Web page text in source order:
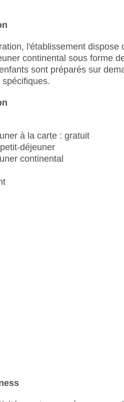
de chambres : 179
nationale : 3 étoiles
l'établissement
continental sous forme
sont préparés sur
à la carte : gratuit
déjeuner
continental